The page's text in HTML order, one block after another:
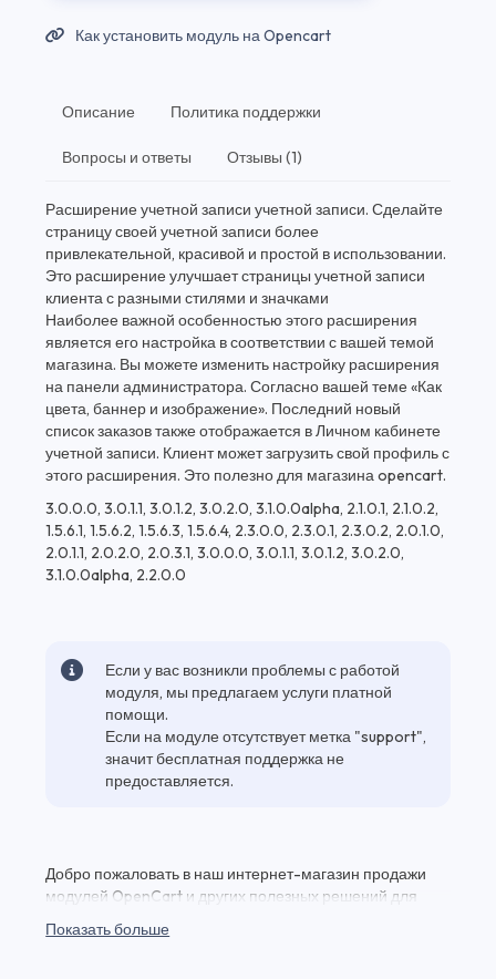
Как установить модуль на Opencart
Описание Политика поддержки
Вопросы и ответы Отзывы (1)
Расширение учетной записи учетной записи. Сделайте
страницу своей учетной записи более
привлекательной, красивой и простой в использовании.
Это расширение улучшает страницы учетной записи
клиента с разными стилями и значками
Наиболее важной особенностью этого расширения
является его настройка в соответствии с вашей темой
магазина. Вы можете изменить настройку расширения
на панели администратора. Согласно вашей теме «Как
цвета, баннер и изображение». Последний новый
список заказов также отображается в Личном кабинете
учетной записи. Клиент может загрузить свой профиль с
этого расширения. Это полезно для магазина opencart.
3.0.0.0, 3.0.1.1, 3.0.1.2, 3.0.2.0, 3.1.0.0alpha, 2.1.0.1, 2.1.0.2,
1.5.6.1, 1.5.6.2, 1.5.6.3, 1.5.6.4, 2.3.0.0, 2.3.0.1, 2.3.0.2, 2.0.1.0,
2.0.1.1, 2.0.2.0, 2.0.3.1, 3.0.0.0, 3.0.1.1, 3.0.1.2, 3.0.2.0,
3.1.0.0alpha, 2.2.0.0
Если у вас возникли проблемы с работой
модуля, мы предлагаем услуги платной
помощи.
Если на модуле отсутствует метка "support",
значит бесплатная поддержка не
предоставляется.
Добро пожаловать в наш интернет-магазин продажи
модулей OpenCart и других полезных решений для
Dashboard Pro и множество других качественных
Показать больше